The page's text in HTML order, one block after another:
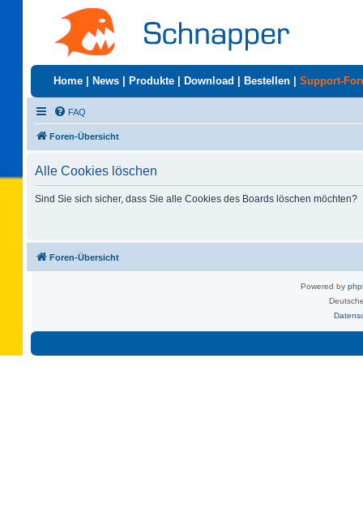
Home News Produkte Download Bestellen Support-
FAQ
Foren-Übersicht
Alle Cookies löschen
Sind Sie sich sicher, dass Sie alle Cookies des Boards löschen möchten?
Foren-Übersicht
Powered by